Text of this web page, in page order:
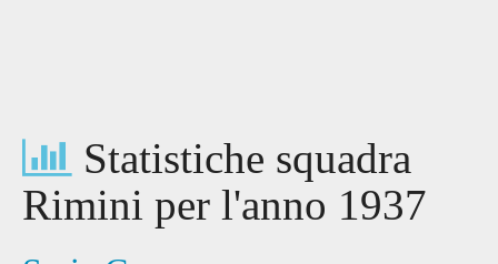
Statistiche squadra
Rimini per l'anno 1937